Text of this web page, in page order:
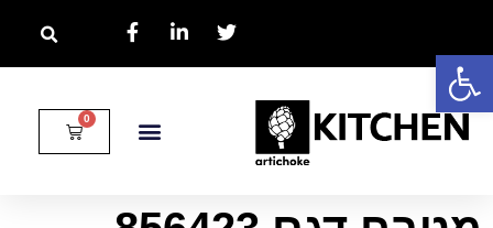
פתח סרגל נגישות